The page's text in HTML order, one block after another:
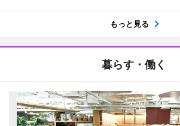
もっと見る
暮らす・働く